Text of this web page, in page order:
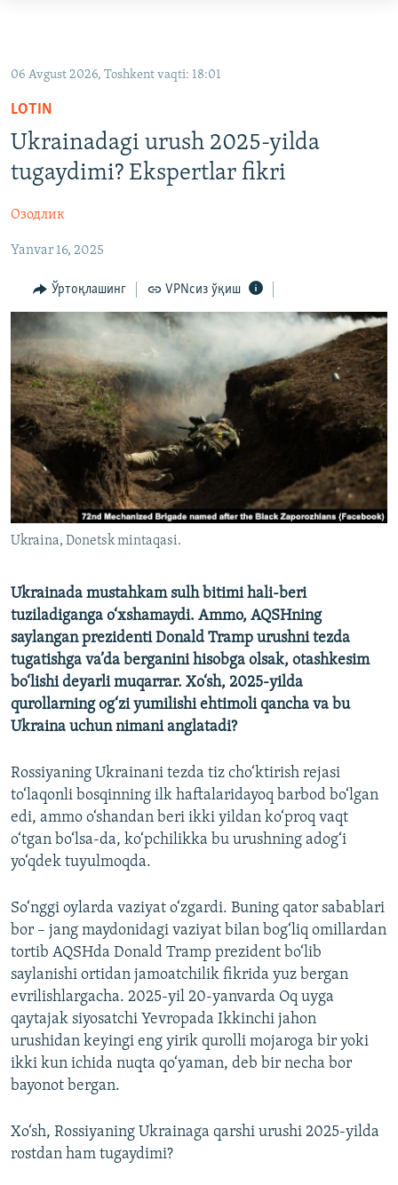
Асосий
навигацияга
ўтинг
Қидиришга
OZODVIDEO
OZODARXIV
На русском
Озодлик бошқа тилларда
06 Avgust 2026, Toshkent vaqti: 18:01
LOTIN
Ukrainadagi urush 2025-yilda
tugaydimi? Ekspertlar fikri
Озодлик
Yanvar 16, 2025
Ўртоқлашинг VPNсиз ўқиш
Ukraina, Donetsk mintaqasi.
Ukrainada mustahkam sulh bitimi hali-beri
tuziladiganga o‘xshamaydi. Ammo, AQSHning
saylangan prezidenti Donald Tramp urushni tezda
tugatishga va’da berganini hisobga olsak, otashkesim
bo‘lishi deyarli muqarrar. Xo‘sh, 2025-yilda
qurollarning og‘zi yumilishi ehtimoli qancha va bu
Ukraina uchun nimani anglatadi?
Rossiyaning Ukrainani tezda tiz cho‘ktirish rejasi
to‘laqonli bosqinning ilk haftalaridayoq barbod bo‘lgan
edi, ammo o‘shandan beri ikki yildan ko‘proq vaqt
o‘tgan bo‘lsa-da, ko‘pchilikka bu urushning adog‘i
yo‘qdek tuyulmoqda.
So‘nggi oylarda vaziyat o‘zgardi. Buning qator sabablari
bor – jang maydonidagi vaziyat bilan bog‘liq omillardan
tortib AQSHda Donald Tramp prezident bo‘lib
saylanishi ortidan jamoatchilik fikrida yuz bergan
evrilishlargacha. 2025-yil 20-yanvarda Oq uyga
qaytajak siyosatchi Yevropada Ikkinchi jahon
urushidan keyingi eng yirik qurolli mojaroga bir yoki
ikki kun ichida nuqta qo‘yaman, deb bir necha bor
bayonot bergan.
Xo‘sh, Rossiyaning Ukrainaga qarshi urushi 2025-yilda
rostdan ham tugaydimi?